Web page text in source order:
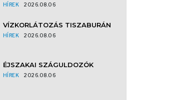
HÍREK 2026.08.06
VÍZKORLÁTOZÁS TISZABURÁN
HÍREK 2026.08.06
ÉJSZAKAI SZÁGULDOZÓK
HÍREK 2026.08.06